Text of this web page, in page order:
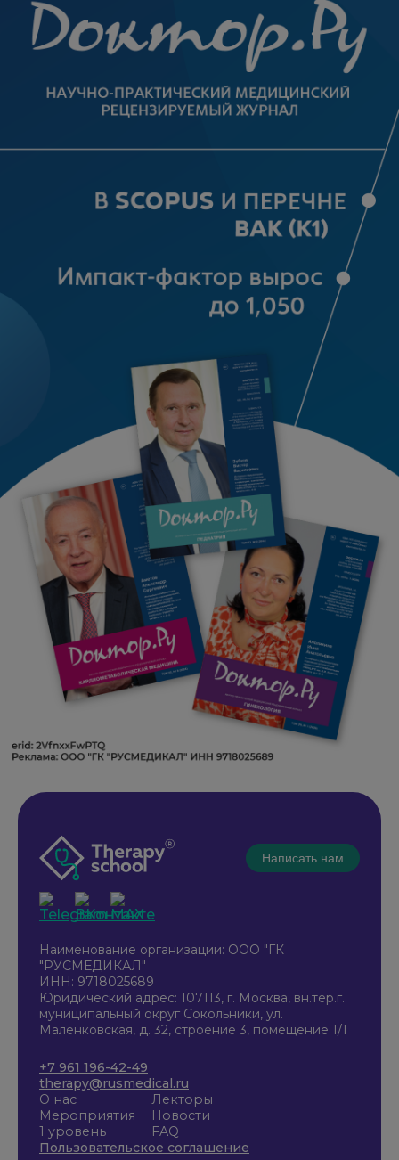
Написать нам
Наименование организации: ООО "ГК
"РУСМЕДИКАЛ"
ИНН: 9718025689
Юридический адрес: 107113, г. Москва, вн.тер.г.
муниципальный округ Сокольники, ул.
Маленковская, д. 32, строение 3, помещение 1/1
+7 961 196-42-49
therapy@rusmedical.ru
О нас
Мероприятия
1 уровень
Лекторы
Новости
FAQ
Пользовательское соглашение